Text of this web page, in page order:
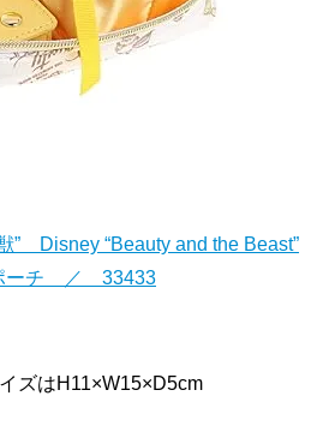
” Disney “Beauty and the Beast”
ーチ ／ 33433
ズはH11×W15×D5cm